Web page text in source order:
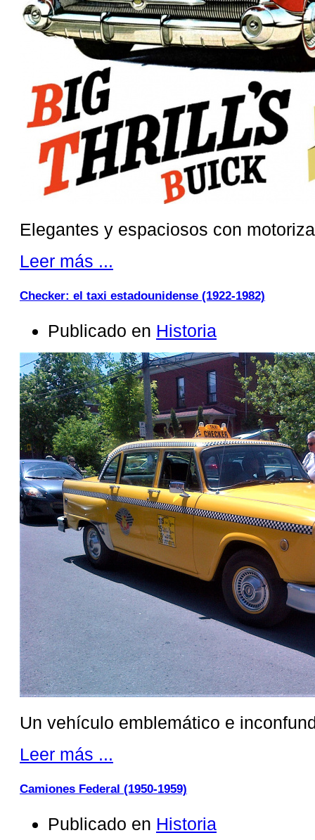
Elegantes y espaciosos con
Leer más ...
Checker: el taxi estadounidense (1922-1982)
Publicado en Historia
Un vehículo emblemático e
Leer más ...
Camiones Federal (1950-1959)
Publicado en Historia